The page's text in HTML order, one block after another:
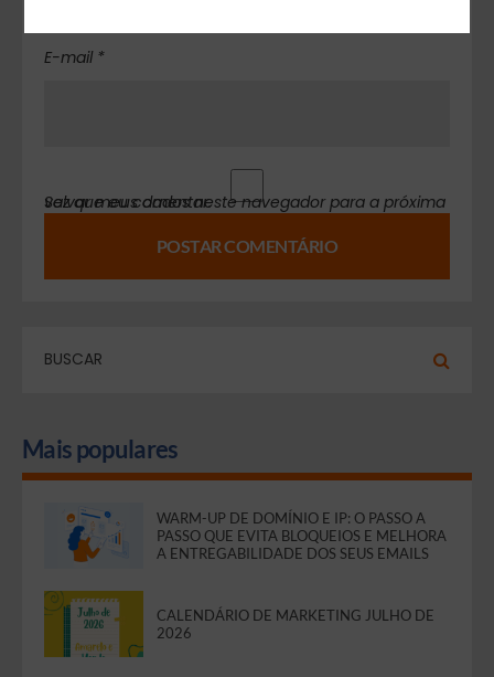
E-mail *
Salvar meus dados neste navegador para a próxima vez que eu comentar.
Mais populares
WARM-UP DE DOMÍNIO E IP: O PASSO A
PASSO QUE EVITA BLOQUEIOS E MELHORA
A ENTREGABILIDADE DOS SEUS EMAILS
CALENDÁRIO DE MARKETING JULHO DE
2026